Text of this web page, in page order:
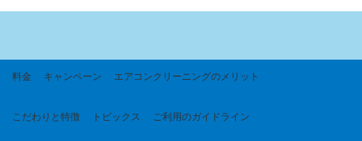
料金 キャンペーン エアコンクリーニングのメリット
こだわりと特徴 トピックス ご利用のガイドライン